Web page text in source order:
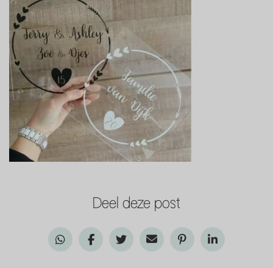
Deel deze post